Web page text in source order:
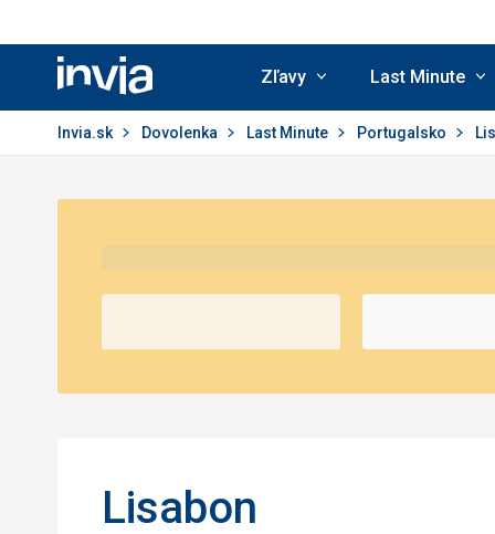
Invia.sk
Zľavy Last Minute
Invia.sk Dovolenka Last Minute Portugalsko
Lisabon